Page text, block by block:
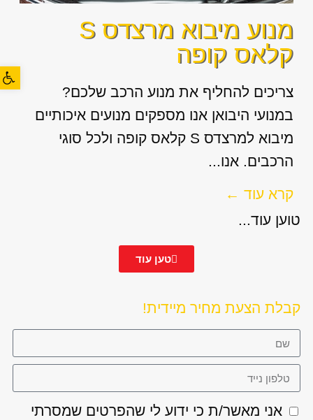
פתח
מנוע מיבוא מרצדס S
קלאס קופה
צריכים להחליף את מנוע הרכב שלכם?
במנועי היבואן אנו מספקים מנועים איכותיים
מיבוא למרצדס S קלאס קופה ולכל סוגי
הרכבים. אנו...
קרא עוד ←
טוען עוד...
טען עוד
קבלת הצעת מחיר מיידית!
אני מאשר/ת כי ידוע לי שהפרטים שמסרתי